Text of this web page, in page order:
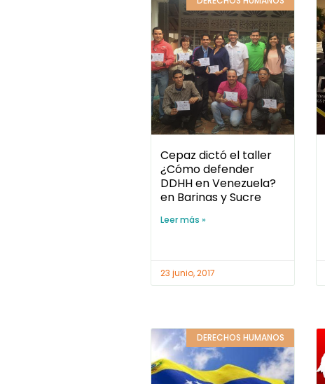
Cepaz dictó el taller
¿Cómo defender
DDHH en Venezuela?
en Barinas y Sucre
Leer más »
23 junio, 2017
DERECHOS HUMANOS